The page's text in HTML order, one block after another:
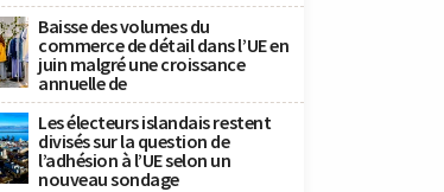
Baisse des volumes du
commerce de détail dans l’UE en
juin malgré une croissance
annuelle de
Les électeurs islandais restent
divisés sur la question de
l’adhésion à l’UE selon un
nouveau sondage